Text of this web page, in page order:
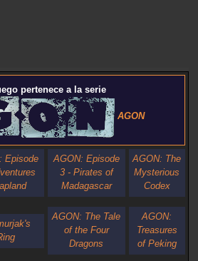
pertenece a la serie
AGON
Episode
AGON: Episode
3 - Pirates of
Madagascar
AGON: The
Mysterious
Codex
AGON: The Tale
of the Four
Dragons
AGON:
Treasures
of Peking